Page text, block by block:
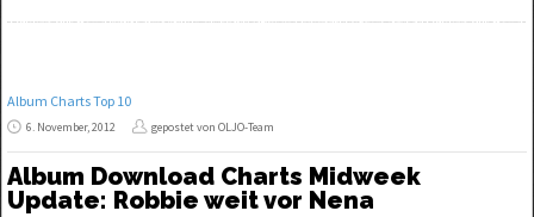
Album Charts Top 10
6. November, 2012 gepostet von OLJO-Team
Album Download Charts Midweek
Update: Robbie weit vor Nena